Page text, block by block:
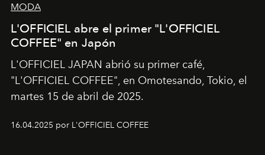
MODA
L'OFFICIEL abre el primer "L'OFFICIEL
COFFEE" en Japón
L'OFFICIEL JAPAN abrió su primer café,
"L'OFFICIEL COFFEE", en Omotesando, Tokio, el
martes 15 de abril de 2025.
16.04.2025 por L'OFFICIEL COFFEE